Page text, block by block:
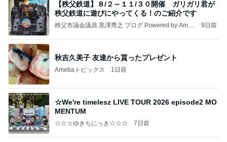
【秩父鉄道】８/２～１１/３０開催 ガリガリ君が
秩父鉄道に遊びにやってくる！のご紹介です
秩父市議会議員 黒澤秀之 ブログ Powered by Ameb
9日前
秋吉久美子 友達から貰ったプレゼント
Amebaトピックス 1日前
☆We're timelesz LIVE TOUR 2026 episode2 MO
MENTUM
☆☆☆ゆきちにっき☆☆☆ 7日前